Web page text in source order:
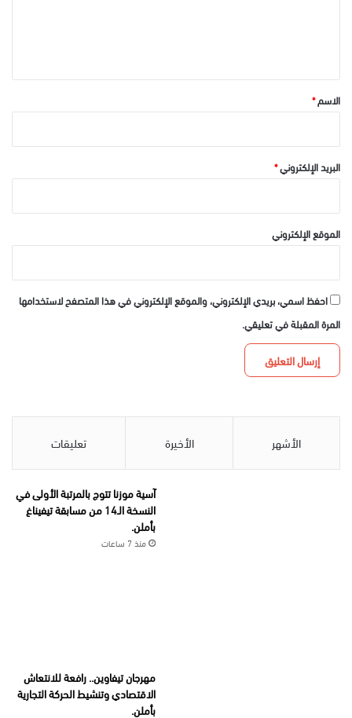
*الاسم*
البريد الإلكتروني*
الموقع الإلكتروني
احفظ اسمي، بريدي الإلكتروني، والموقع الإلكتروني في هذا المتصفح لاستخدامها
المرة المقبلة في تعليقي.
الأشهر الأخيرة تعليقات
آسية موزنا تتوج بالمرتبة الأولى في
النسخة الـ14 من مسابقة تيفيناغ
بأملن.
منذ 7 ساعات
مهرجان تيفاوين.. رافعة للانتعاش
الاقتصادي وتنشيط الحركة التجارية
بأملن.